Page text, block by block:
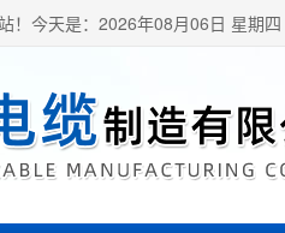
！ 今天是：2026年08月06日 星期四